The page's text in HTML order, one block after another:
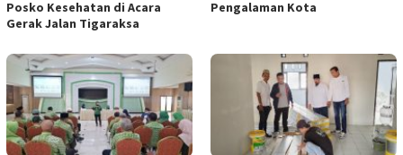
Posko Kesehatan di Acara
Gerak Jalan Tigaraksa
Pengalaman Kota